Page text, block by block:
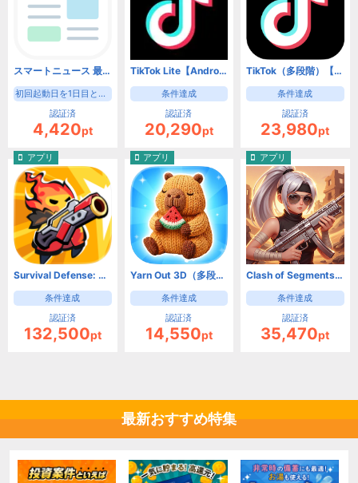
スマートニュース 最新ニュースや天気・天気予報、クーポンも（初回起動日を1日目として8日目の起動）【Android】
初回起動日を1日目として8日目の起動
認証済
4,420pt
TikTok Lite【Android】
条件達成
認証済
20,290pt
TikTok（多段階）【Android】
条件達成
認証済
23,980pt
アプリ
Survival Defense: Zombie【Android】
条件達成
認証済
132,500pt
アプリ
Yarn Out 3D（多段階）【Android】
条件達成
認証済
14,550pt
アプリ
Clash of Segments【Android】
条件達成
認証済
35,470pt
最新おすすめ特集